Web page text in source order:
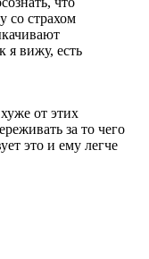
со страхом
я вижу, есть
от этих
за то чего
это и ему легче